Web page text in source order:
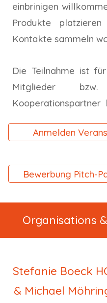
einbrinigen
Produkte
Kontakte sammeln
Die Teilnahme ist
Mitglieder
Kooperationspartner
Anmelden
Bewerbung Pitch-
Organisations
Stefanie Boeck
& Michael